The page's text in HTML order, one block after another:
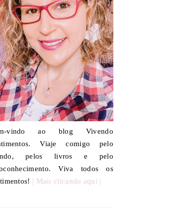
vindo ao blog Vivendo
Viaje comigo pelo
pelos livros e pelo
Viva todos os
| Mais clicando aqui |